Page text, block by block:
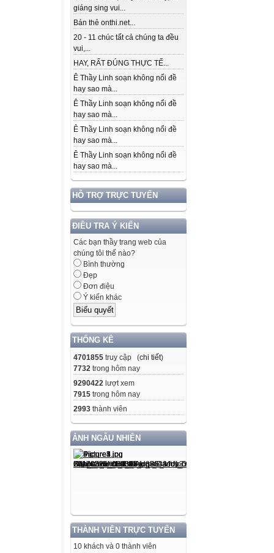
giáng sing vui...
Bán thẻ onthi.net...
20 - 11 chúc tất cả chúng ta đều
vui,...
HAY, RẤT ĐÚNG THỰC TẾ...
Ê Thầy Linh soạn không nổi đề
hay sao mà...
Ê Thầy Linh soạn không nổi đề
hay sao mà...
Ê Thầy Linh soạn không nổi đề
hay sao mà...
Ê Thầy Linh soạn không nổi đề
hay sao mà...
HỖ TRỢ TRỰC TUYẾN
ĐIỀU TRA Ý KIẾN
Các bạn thầy trang web của
chúng tôi thế nào?
Bình thường
Đẹp
Đơn điệu
Ý kiến khác
THỐNG KÊ
4701855 truy cập (chi tiết)
7732 trong hôm nay
9290422 lượt xem
7915 trong hôm nay
2993 thành viên
ẢNH NGẪU NHIÊN
THÀNH VIÊN TRỰC TUYẾN
10 khách và 0 thành viên